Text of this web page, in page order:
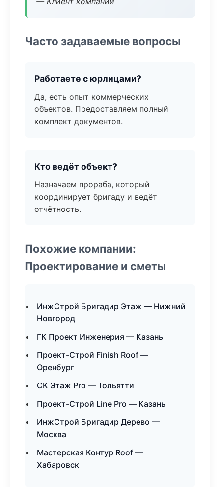
Часто задаваемые вопросы
Работаете с юрлицами?
Да, есть опыт коммерческих
объектов. Предоставляем полный
комплект документов.
Кто ведёт объект?
Назначаем прораба, который
координирует бригаду и ведёт
отчётность.
Похожие компании:
Проектирование и сметы
ИнжСтрой Бригадир Этаж — Нижний
Новгород
ГК Проект Инженерия — Казань
Проект-Строй Finish Roof —
Оренбург
СК Этаж Pro — Тольятти
Проект-Строй Line Pro — Казань
ИнжСтрой Бригадир Дерево —
Москва
Мастерская Контур Roof —
Хабаровск